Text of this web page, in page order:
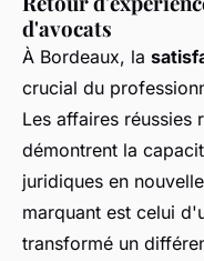
d'avocats
À Bordeaux, la
crucial du
Les affaires réussies
démontrent la
juridiques en
marquant est celui
transformé un